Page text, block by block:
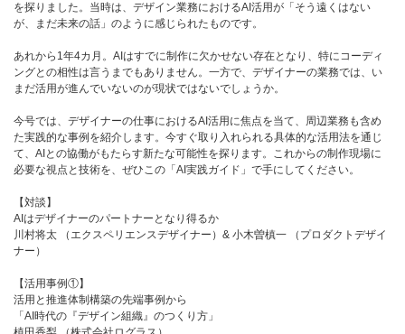
を探りました。当時は、デザイン業務におけるAI活用が「そう遠くはない
が、まだ未来の話」のように感じられたものです。
あれから1年4カ月。AIはすでに制作に欠かせない存在となり、特にコーディ
ングとの相性は言うまでもありません。一方で、デザイナーの業務では、い
まだ活用が進んでいないのが現状ではないでしょうか。
今号では、デザイナーの仕事におけるAI活用に焦点を当て、周辺業務も含め
た実践的な事例を紹介します。今すぐ取り入れられる具体的な活用法を通じ
て、AIとの協働がもたらす新たな可能性を探ります。これからの制作現場に
必要な視点と技術を、ぜひこの「AI実践ガイド」で手にしてください。
【対談】
AIはデザイナーのパートナーとなり得るか
川村将太 （エクスペリエンスデザイナー）& 小木曽槙一 （プロダクトデザイ
ナー）
【活用事例①】
活用と推進体制構築の先端事例から
「AI時代の『デザイン組織』のつくり方」